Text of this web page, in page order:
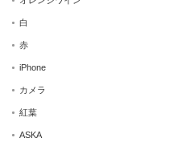
白
赤
iPhone
カメラ
紅葉
ASKA